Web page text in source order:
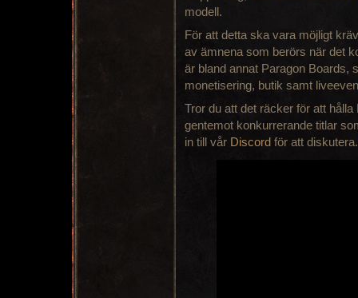
modell.
För att detta ska vara möjligt
av ämnena som berörs när det
är bland annat Paragon Boards,
monetisering, butik samt
Tror du att det räcker för att
gentemot konkurrerande titlar
in till vår Discord för att diskutera.